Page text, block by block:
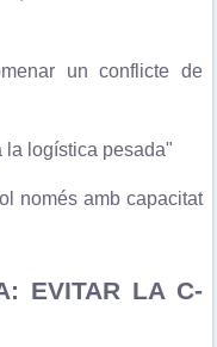
un conflicte de
la logística pesada"
només amb capacitat
EVITAR LA C-